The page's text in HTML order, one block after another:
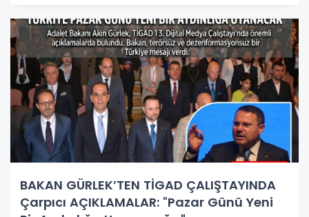
BAKAN GÜRLEK’TEN TİGAD ÇALIŞTAYINDA
Çarpıcı AÇIKLAMALAR: "Pazar Günü Yeni